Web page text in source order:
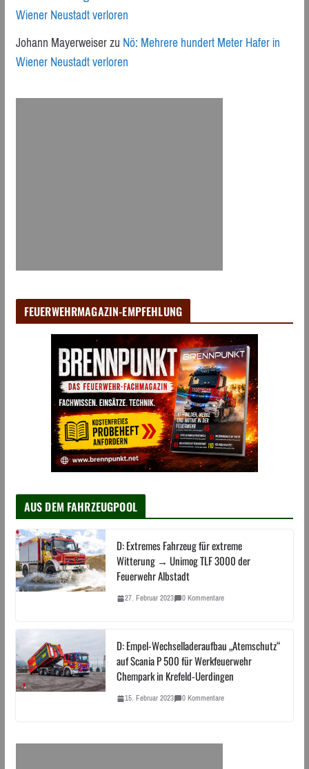
Wiener Neustadt verloren
Johann MayerweiserzuNö: Mehrere hundert Meter Hafer in
Wiener Neustadt verloren
FEUERWEHRMAGAZIN-EMPFEHLUNG
AUS DEM FAHRZEUGPOOL
D: Extremes Fahrzeug für extreme
Witterung → Unimog TLF 3000 der
Feuerwehr Albstadt
27. Februar 2023 0 Kommentare
D: Empel-Wechselladeraufbau „Atemschutz“
auf Scania P 500 für Werkfeuerwehr
Chempark in Krefeld-Uerdingen
15. Februar 2023 0 Kommentare